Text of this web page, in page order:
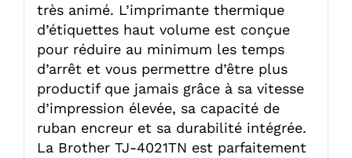
très animé. L’imprimante thermique
d’étiquettes haut volume est conçue
pour réduire au minimum les temps
d’arrêt et vous permettre d’être plus
productif que jamais grâce à sa vitesse
d’impression élevée, sa capacité de
ruban encreur et sa durabilité intégrée.
La Brother TJ-4021TN est parfaitement